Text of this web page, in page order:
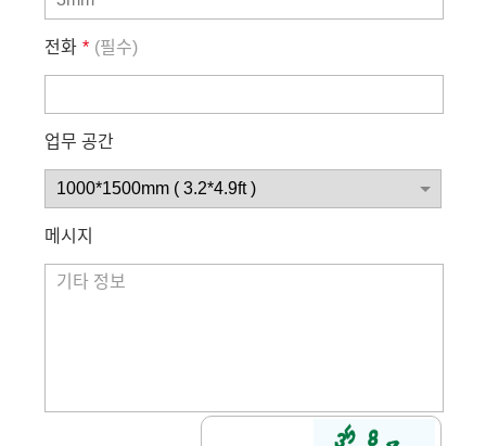
전화 * (필수)
업무 공간
메시지